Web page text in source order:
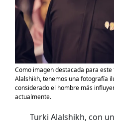
Como imagen destacada para
Alalshikh, tenemos una fotografía
considerado el hombre más
actualmente.
Turki Alalshikh, con